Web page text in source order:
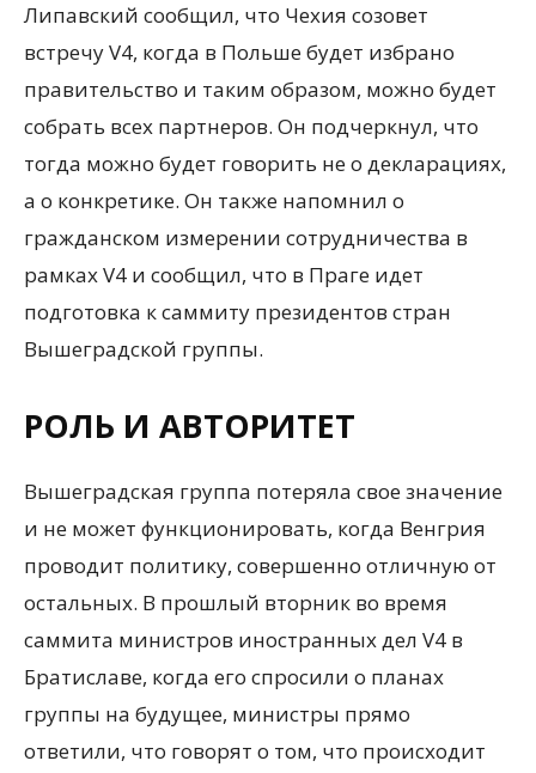
Липавский сообщил, что Чехия созовет
встречу V4, когда в Польше будет избрано
правительство и таким образом, можно будет
собрать всех партнеров. Он подчеркнул, что
тогда можно будет говорить не о декларациях,
а о конкретике. Он также напомнил о
гражданском измерении сотрудничества в
рамках V4 и сообщил, что в Праге идет
подготовка к саммиту президентов стран
Вышеградской группы.
РОЛЬ И АВТОРИТЕТ
Вышеградская группа потеряла свое значение
и не может функционировать, когда Венгрия
проводит политику, совершенно отличную от
остальных. В прошлый вторник во время
саммита министров иностранных дел V4 в
Братиславе, когда его спросили о планах
группы на будущее, министры прямо
ответили, что говорят о том, что происходит